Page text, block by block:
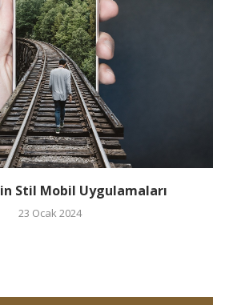
Stil Mobil Uygulamaları
23 Ocak 2024